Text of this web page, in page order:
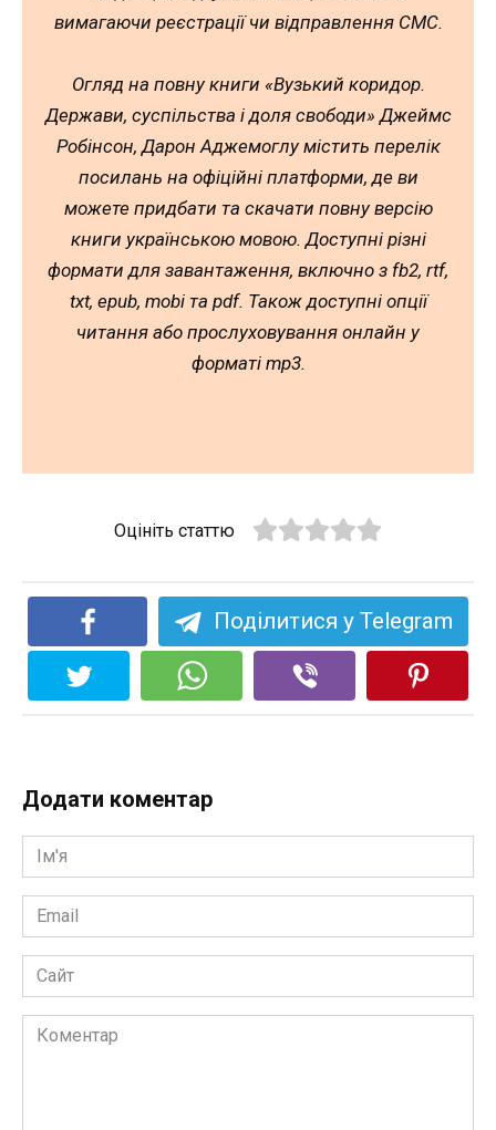
вимагаючи реєстрації чи відправлення СМС.
Огляд на повну книги «Вузький коридор.
Держави, суспільства і доля свободи» Джеймс
Робінсон, Дарон Аджемоглу містить перелік
посилань на офіційні платформи, де ви
можете придбати та скачати повну версію
книги українською мовою. Доступні різні
формати для завантаження, включно з fb2, rtf,
txt, epub, mobi та pdf. Також доступні опції
читання або прослуховування онлайн у
форматі mp3.
Оцініть статтю
Поділитися у Telegram
Додати коментар
Ім'я
*
Email
*
Сайт
Коментар